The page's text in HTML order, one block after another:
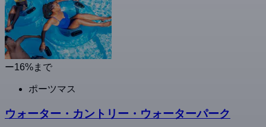
ー16%まで
ポーツマス
ウォーター・カントリー・ウォーターパーク